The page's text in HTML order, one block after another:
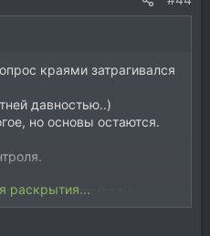
краями затрагивался
давностью..)
но основы остаются.
приведу
топа
упустил), мож кого
раскрытия...